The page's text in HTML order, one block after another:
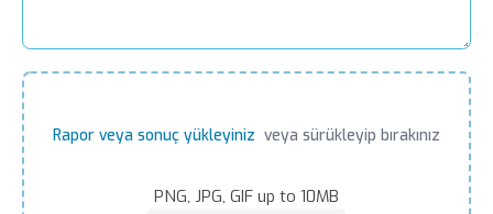
Rapor veya sonuç yükleyiniz veya sürükleyip bırakınız
PNG, JPG, GIF up to 10MB